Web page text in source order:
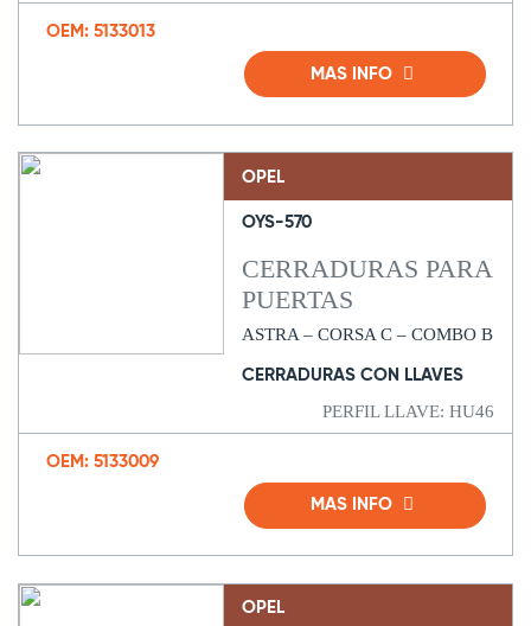
OEM: 5133013
MAS INFO
OPEL
OYS-570
CERRADURAS PARA
PUERTAS
ASTRA – CORSA C – COMBO B
CERRADURAS CON LLAVES
PERFIL LLAVE: HU46
OEM: 5133009
MAS INFO
OPEL